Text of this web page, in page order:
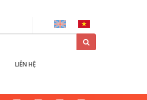
LIÊN HỆ